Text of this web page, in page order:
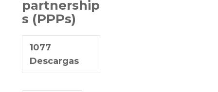
partnership
s (PPPs)
1077
Descargas